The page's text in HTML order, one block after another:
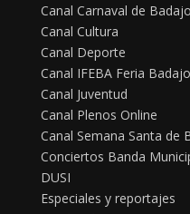
Canal Carnaval de
Canal Cultura
Canal Deporte
Canal IFEBA Feria
Canal Juventud
Canal Plenos Online
Canal Semana Santa de
Conciertos Banda
DUSI
Especiales y reportajes